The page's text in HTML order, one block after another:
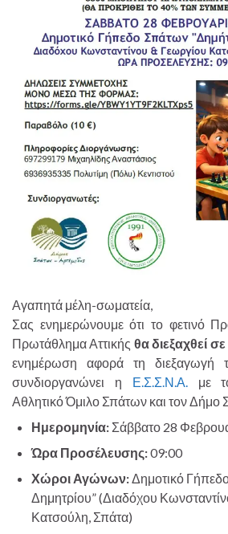
Αγαπητά μέλη-σωματεία,
Σας ενημερώνουμε ότι το φετινό
Πρωτάθλημα Αττικής θα διεξαχθεί
ενημέρωση αφορά τη διεξαγωγή
συνδιοργανώνει η Ε.Σ.Σ.Ν.Α.με
Αθλητικό Όμιλο Σπάτων και τον Δήμο
Ημερομηνία: Σάββατο 28
Ώρα Προσέλευσης:09:00
Χώροι Αγώνων:Δημοτικό
Δημητρίου” (Διαδόχου
Κατσούλη, Σπάτα)